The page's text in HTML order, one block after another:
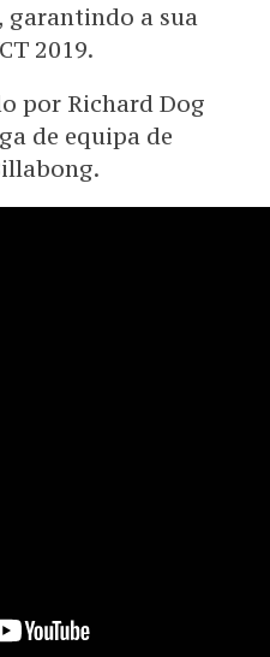
garantindo a sua
2019.
por Richard Dog
de equipa de